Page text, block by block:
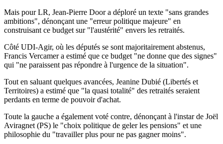
Mais pour LR, Jean-Pierre Door a déploré un texte "sans grandes
ambitions", dénonçant une "erreur politique majeure" en
construisant ce budget sur "l'austérité" envers les retraités.
Côté UDI-Agir, où les députés se sont majoritairement abstenus,
Francis Vercamer a estimé que ce budget "ne donne que des signes"
qui "ne paraissent pas répondre à l'urgence de la situation".
Tout en saluant quelques avancées, Jeanine Dubié (Libertés et
Territoires) a estimé que "la quasi totalité" des retraités seraient
perdants en terme de pouvoir d'achat.
Toute la gauche a également voté contre, dénonçant à l'instar de Joël
Aviragnet (PS) le "choix politique de geler les pensions" et une
philosophie du "travailler plus pour ne pas gagner moins".